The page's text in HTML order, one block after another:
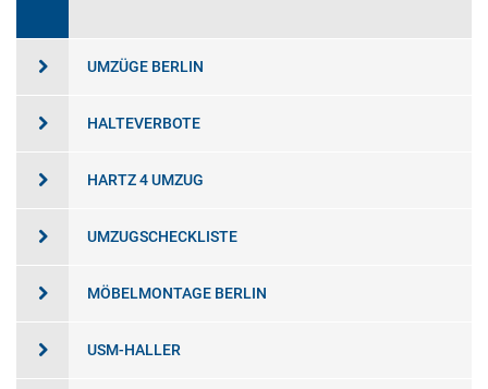
UMZÜGE BERLIN
HALTEVERBOTE
HARTZ 4 UMZUG
UMZUGSCHECKLISTE
MÖBELMONTAGE BERLIN
USM-HALLER